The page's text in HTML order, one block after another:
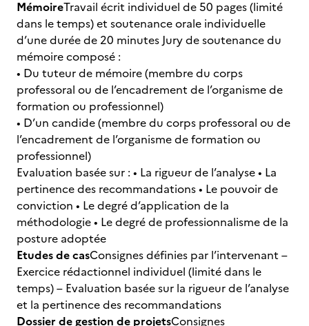
MémoireTravail écrit individuel de 50 pages (limité
dans le temps) et soutenance orale individuelle
d’une durée de 20 minutes Jury de soutenance du
mémoire composé :
• Du tuteur de mémoire (membre du corps
professoral ou de l’encadrement de l’organisme de
formation ou professionnel)
• D’un candide (membre du corps professoral ou de
l’encadrement de l’organisme de formation ou
professionnel)
Evaluation basée sur : • La rigueur de l’analyse • La
pertinence des recommandations • Le pouvoir de
conviction • Le degré d’application de la
méthodologie • Le degré de professionnalisme de la
posture adoptée
Etudes de casConsignes définies par l’intervenant –
Exercice rédactionnel individuel (limité dans le
temps) – Evaluation basée sur la rigueur de l’analyse
et la pertinence des recommandations
Dossier de gestion de projetsConsignes